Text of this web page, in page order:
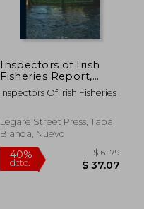
40%
dcto.
Inspectors of Irish
Fisheries Report,
1890 (en Inglés)
Inspectors Of Irish Fisheries
Legare Street Press, Tapa
Blanda, Nuevo